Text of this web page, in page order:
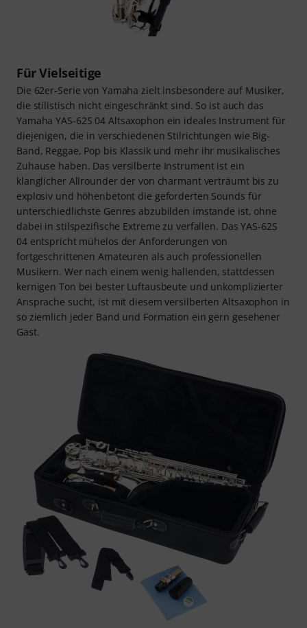
Für Vielseitige
Die 62er-Serie von Yamaha zielt insbesondere auf Musiker,
die stilistisch nicht eingeschränkt sind. So ist auch das
Yamaha YAS-62S 04 Altsaxophon ein ideales Instrument für
diejenigen, die in verschiedenen Stilrichtungen wie Big-
Band, Reggae, Pop bis Klassik und mehr ihr musikalisches
Zuhause haben. Das versilberte Instrument ist ein
klanglicher Allrounder der von charmant verträumt bis zu
explosiv und höhenbetont die geforderten Sounds für
unterschiedlichste Genres abzubilden imstande ist, ohne
dabei in stilspezifische Extreme zu verfallen. Das YAS-62S
04 entspricht mühelos der Anforderungen von
fortgeschrittenen Amateuren als auch professionellen
Musikern. Wer nach einem wenig hallenden, stattdessen
kernigen Ton bei bester Luftausbeute und unkomplizierter
Ansprache sucht, ist mit diesem versilberten Altsaxophon in
so ziemlich jeder Band und Formation ein gern gesehener
Gast.